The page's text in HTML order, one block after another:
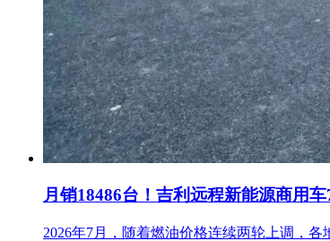
月销18486台！吉利远程新能源商用车
2026年7月，随着燃油价格连续两轮上调，